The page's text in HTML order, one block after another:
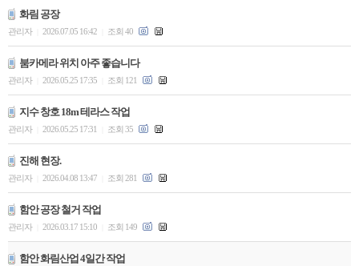
화림 공장
관리자 2026.07.05 16:42 조회 40
붐카메라 위치 아주 좋습니다
관리자 2026.05.25 17:35 조회 121
지수 창호 18m 테라스 작업
관리자 2026.05.25 17:31 조회 35
진해 현장.
관리자 2026.04.08 13:47 조회 281
함안 공장 철거 작업
관리자 2026.03.17 15:10 조회 149
함안 화림산업 4일간 작업